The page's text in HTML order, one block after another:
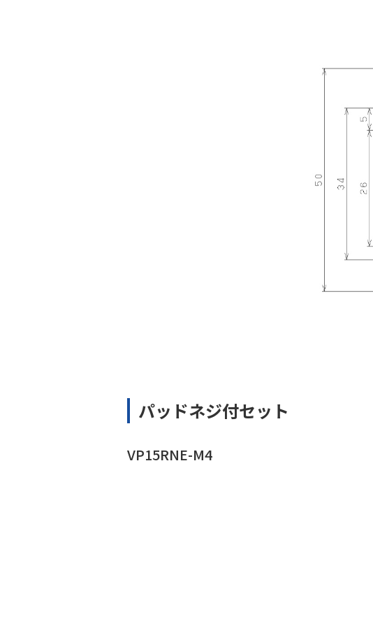
パッドネジ付セット
VP15RNE-M4